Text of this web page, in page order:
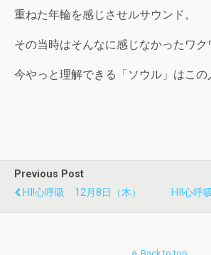
重ねた年輪を感じさせルサウンド。
その当時はそんなに感じなかったワク
今やっと理解できる「ソウル」はこの
Previous Post
HI!心呼吸 12月8日（木）
HI!心呼